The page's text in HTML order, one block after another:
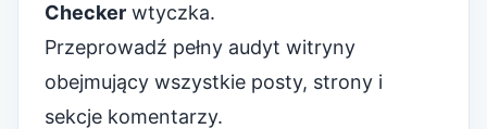
Checker wtyczka.
Przeprowadź pełny audyt witryny
obejmujący wszystkie posty, strony i
sekcje komentarzy.